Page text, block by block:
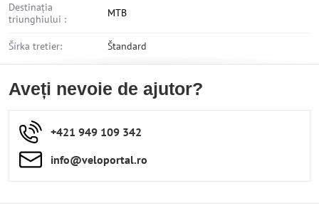
Destinația
triunghiului :
MTB
Šírka tretier: Štandard
Aveți nevoie de ajutor?
+421 949 109 342
info​​@veloportal​.ro